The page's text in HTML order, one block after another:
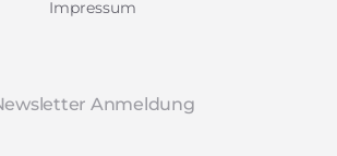
Impressum
Anmeldung